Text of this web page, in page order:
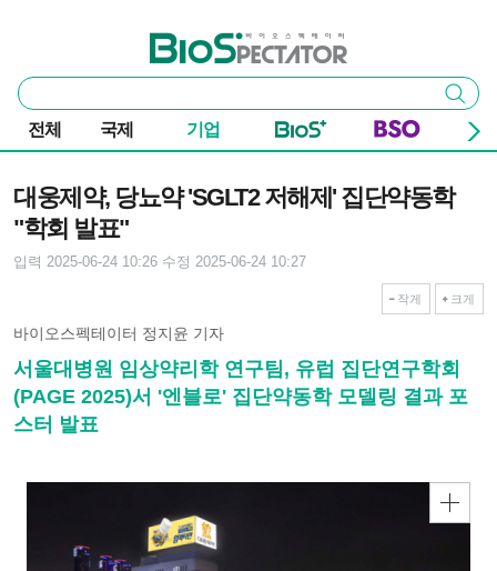
바이오스펙테이터
통
합
검
색
검색
전체 국제 기업
대웅제약, 당뇨약 'SGLT2 저해제' 집단약동학
"학회 발표"
입력 2025-06-24 10:26 수정 2025-06-24 10:27
작게 크게
바이오스펙테이터 정지윤 기자
서울대병원 임상약리학 연구팀, 유럽 집단연구학회
(PAGE 2025)서 '엔블로' 집단약동학 모델링 결과 포
스터 발표